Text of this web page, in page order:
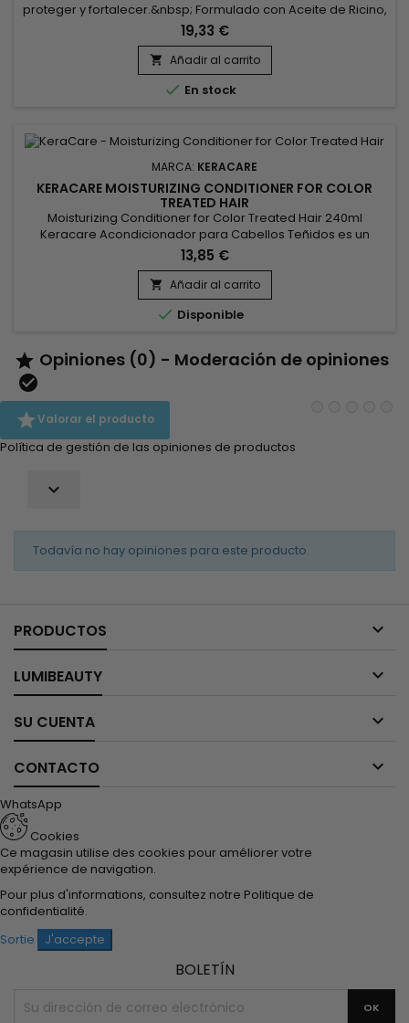
proteger y fortalecer.&nbsp; Formulado con Aceite de Ricino,
Aceite de Coco, Extracto de Hoja de Jojoba y Aloe Vera,
ideal para nutrir y fortalecer el cabello.&nbsp; El aceite de
ricino favorece el crecimiento del cabello y lo fortalece
gracias a sus ácidos grasos esenciales.&nbsp; El aceite de...
19,33 €
 Añadir al carrito
 En stock
MARCA: KERACARE
KERACARE MOISTURIZING CONDITIONER FOR COLOR
TREATED HAIR
Moisturizing Conditioner for Color Treated Hair 240ml
Keracare Acondicionador para Cabellos Teñidos es un
tratamiento acondicionador-humectante de alta intensidad
especialmente diseñado para mejorar y preservar el tono
de los cabellos teñidos. Deja el cabello extremadamente
suave y sedoso a la vez que lo protege de los efectos de los
rayos UV.¿Cuándo...
13,85 €
 Añadir al carrito
 Disponible
 Opiniones (0) - Moderación de opiniones

Valorar el producto
Política de gestión de las opiniones de productos

Todavía no hay opiniones para este producto.
PRODUCTOS 
LUMIBEAUTY 
SU CUENTA 
CONTACTO 
WhatsApp
Cookies
Ce magasin utilise des cookies pour améliorer votre
expérience de navigation.
Pour plus d'informations, consultez notre Politique de
confidentialité.
Sortie
J'accepte
BOLETÍN